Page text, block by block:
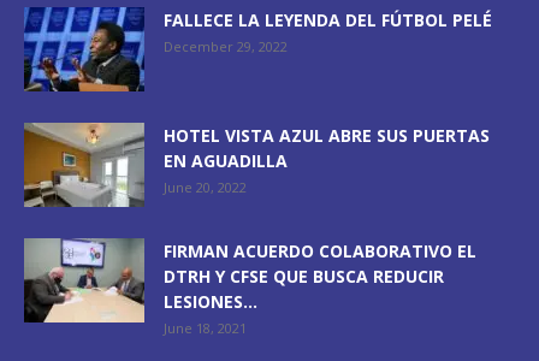
FALLECE LA LEYENDA DEL FÚTBOL PELÉ
December 29, 2022
HOTEL VISTA AZUL ABRE SUS PUERTAS
EN AGUADILLA
June 20, 2022
FIRMAN ACUERDO COLABORATIVO EL
DTRH Y CFSE QUE BUSCA REDUCIR
LESIONES...
June 18, 2021